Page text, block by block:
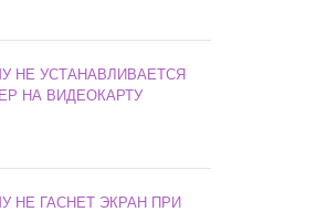
НЕ УСТАНАВЛИВАЕТСЯ
НА ВИДЕОКАРТУ
НЕ ГАСНЕТ ЭКРАН ПРИ